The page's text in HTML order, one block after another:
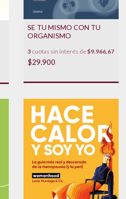
SE TU MISMO CON TU
ORGANISMO
3 cuotas sin interés de$9.966,67
$29.900